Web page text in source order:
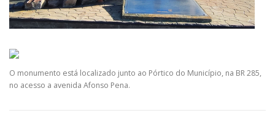
O monumento está localizado junto ao Pórtico do Município, na BR 285,
no acesso a avenida Afonso Pena.